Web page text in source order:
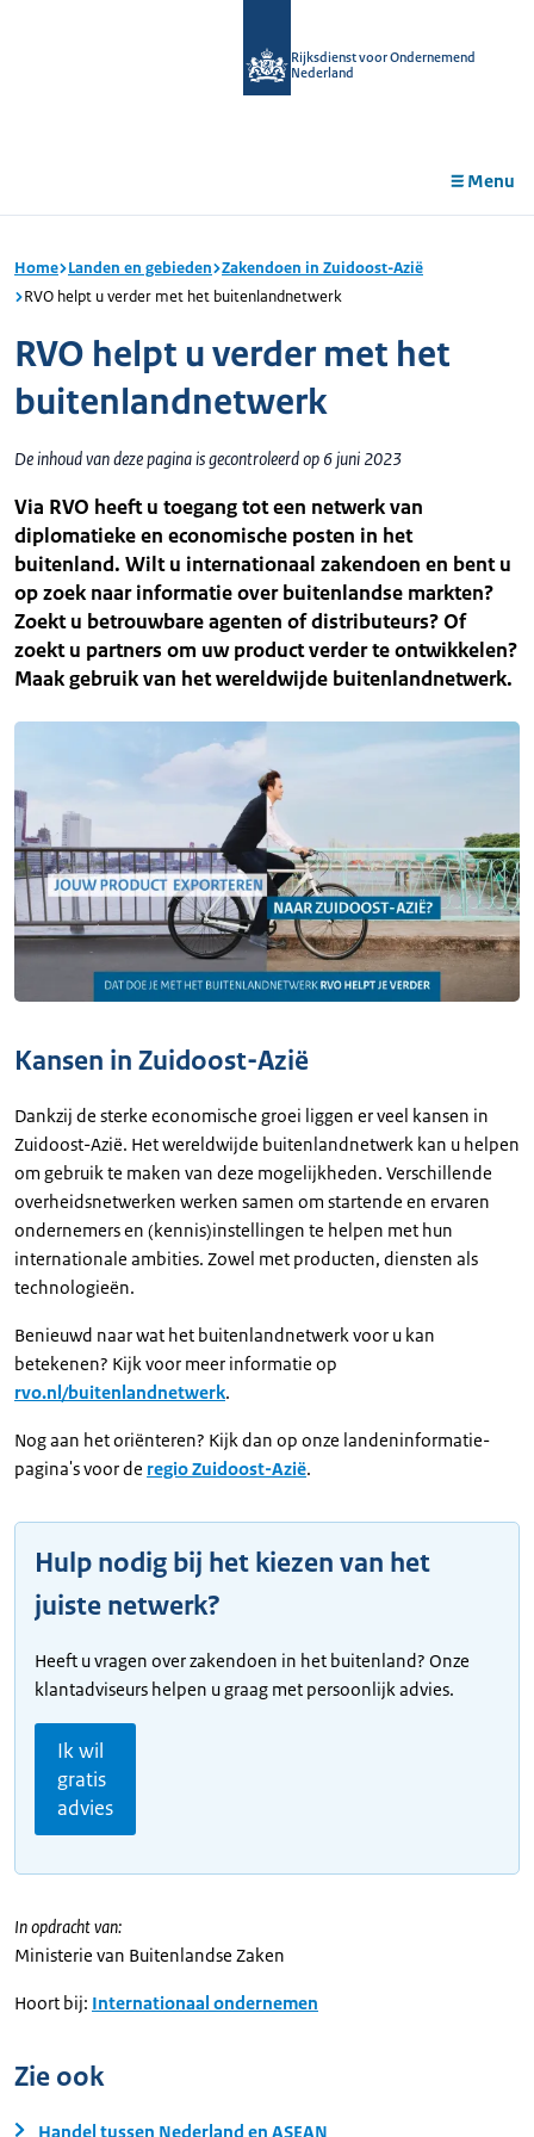
Rijksdienst voor Ondernemend
Nederland
Menu
Home Landen en gebieden Zakendoen in Zuidoost-Azië
RVO helpt u verder met het buitenlandnetwerk
RVO helpt u verder met het
buitenlandnetwerk
De inhoud van deze pagina is gecontroleerd op 6 juni 2023
Via RVO heeft u toegang tot een netwerk van
diplomatieke en economische posten in het
buitenland. Wilt u internationaal zakendoen en bent u
op zoek naar informatie over buitenlandse markten?
Zoekt u betrouwbare agenten of distributeurs? Of
zoekt u partners om uw product verder te ontwikkelen?
Maak gebruik van het wereldwijde buitenlandnetwerk.
Kansen in Zuidoost-Azië
Dankzij de sterke economische groei liggen er veel kansen in
Zuidoost-Azië. Het wereldwijde buitenlandnetwerk kan u helpen
om gebruik te maken van deze mogelijkheden. Verschillende
overheidsnetwerken werken samen om startende en ervaren
ondernemers en (kennis)instellingen te helpen met hun
internationale ambities. Zowel met producten, diensten als
technologieën.
Benieuwd naar wat het buitenlandnetwerk voor u kan
betekenen? Kijk voor meer informatie op
rvo.nl/buitenlandnetwerk.
Nog aan het oriënteren? Kijk dan op onze landeninformatie-
pagina's voor de regio Zuidoost-Azië.
Hulp nodig bij het kiezen van het
juiste netwerk?
Heeft u vragen over zakendoen in het buitenland? Onze
klantadviseurs helpen u graag met persoonlijk advies.
Ik wil
gratis
advies
In opdracht van:
Ministerie van Buitenlandse Zaken
Hoort bij: Internationaal ondernemen
Zie ook
Handel tussen Nederland en ASEAN